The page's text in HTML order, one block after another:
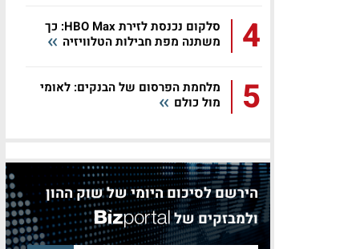
4
סלקום נכנסת לזירת HBO Max: כך
משתנה מפת חבילות הטלוויזיה
5
מלחמת הפרסום של הבנקים: לאומי
מול כולם
הירשם לסיכום היומי של שוק ההון
ולמבזקים של